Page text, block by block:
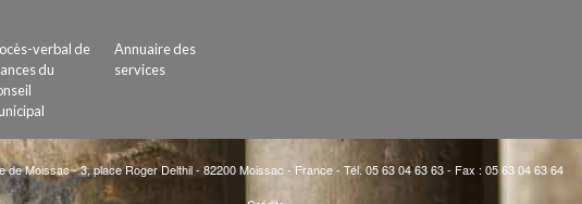
verbal de
du
Annuaire des
services
de Moissac - 3, place Roger Delthil - 82200 Moissac - France - Tél. 05 63 04 63 63 - Fax : 05 63 04 63 64